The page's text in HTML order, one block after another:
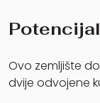
Ovo zemljište
dvije odvojene